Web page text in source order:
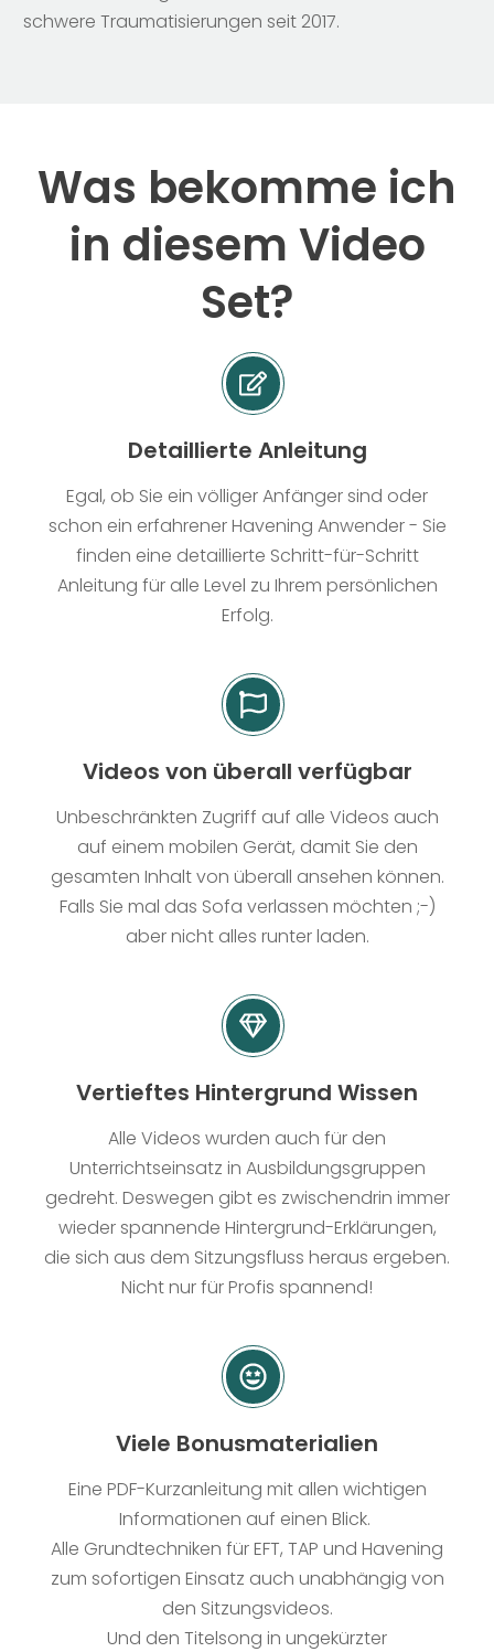
schwere Traumatisierungen seit 2017.
Was bekomme ich
in diesem Video
Set?
Detaillierte Anleitung
Egal, ob Sie ein völliger Anfänger sind oder
schon ein erfahrener Havening Anwender - Sie
finden eine detaillierte Schritt-für-Schritt
Anleitung für alle Level zu Ihrem persönlichen
Erfolg.
Videos von überall verfügbar
Unbeschränkten Zugriff auf alle Videos auch
auf einem mobilen Gerät, damit Sie den
gesamten Inhalt von überall ansehen können.
Falls Sie mal das Sofa verlassen möchten ;-)
aber nicht alles runter laden.
Vertieftes Hintergrund Wissen
Alle Videos wurden auch für den
Unterrichtseinsatz in Ausbildungsgruppen
gedreht. Deswegen gibt es zwischendrin immer
wieder spannende Hintergrund-Erklärungen,
die sich aus dem Sitzungsfluss heraus ergeben.
Nicht nur für Profis spannend!
Viele Bonusmaterialien
Eine PDF-Kurzanleitung mit allen wichtigen
Informationen auf einen Blick.
Alle Grundtechniken für EFT, TAP und Havening
zum sofortigen Einsatz auch unabhängig von
den Sitzungsvideos.
Und den Titelsong in ungekürzter